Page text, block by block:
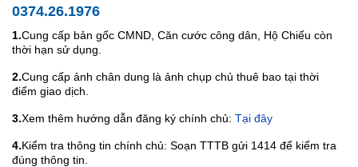
0374.26.1976
1.Cung cấp bản gốc CMND, Căn cước công dân, Hộ Chiếu còn
thời hạn sử dụng.
2.Cung cấp ảnh chân dung là ảnh chụp chủ thuê bao tại thời
điểm giao dịch.
3.Xem thêm hướng dẫn đăng ký chính chủ: Tại đây
4.Kiểm tra thông tin chính chủ: Soạn TTTB gửi 1414 để kiểm tra
đúng thông tin.